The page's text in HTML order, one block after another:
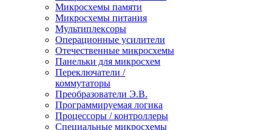
Микросхемы памяти
Микросхемы питания
Мультиплексоры
Операционные усилители
Отечественные микросхемы
Панельки для микросхем
Переключатели /
коммутаторы
Преобразователи Э.В.
Программируемая логика
Процессоры / контроллеры
Специальные микросхемы